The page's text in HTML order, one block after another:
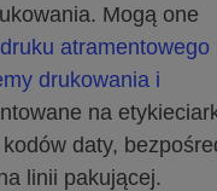
Mogą one
atramentowego
drukowania i
na
daty,
linii pakującej.